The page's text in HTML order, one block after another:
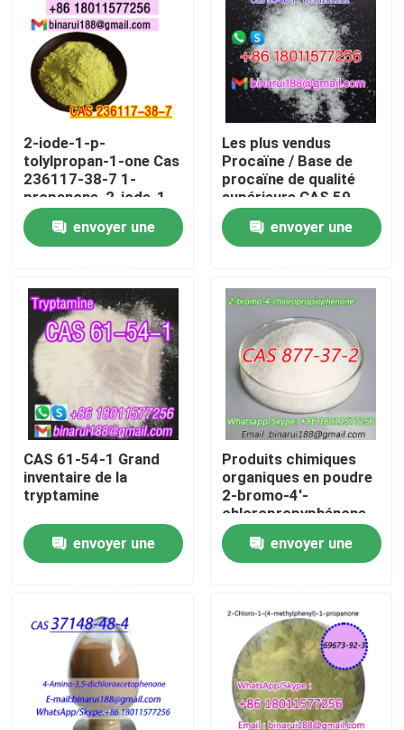
À la maison
Vidéos
À propos de nous
Visite de l'usine
Contrôle de la qualité
Demandez un devis
Matières premières chimiques quotidiennes
Matière première de produits chimiques inorganiques
intermédiaires chimiques fines
2-iode-1-p-
tolylpropan-1-one Cas
236117-38-7 1-
propanone, 2-iode-1-
((4-méthylphényle)
envoyer une
Les plus vendus
Procaïne / Base de
procaïne de qualité
supérieure CAS 59-
46-1
envoyer une
CAS 61-54-1 Grand
inventaire de la
tryptamine
envoyer une
Produits chimiques
organiques en poudre
2-bromo-4'-
chloropropyphénone
Cas 877-37-2 2-
bromo-1- ((4-
chlorophényl)
envoyer une